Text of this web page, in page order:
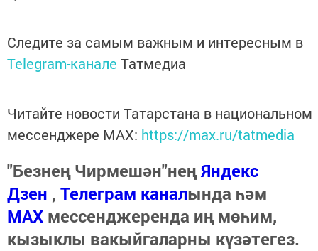
Следите за самым важным и интересным в
Telegram-канале Татмедиа
Читайте новости Татарстана в национальном
мессенджере MАХ: https://max.ru/tatmedia
"Безнең Чирмешән"неңЯндекс
Дзен , Телеграм каналында һәм
МАХ мессенджеренда иң мөһим,
кызыклы вакыйгаларны күзәтегез.